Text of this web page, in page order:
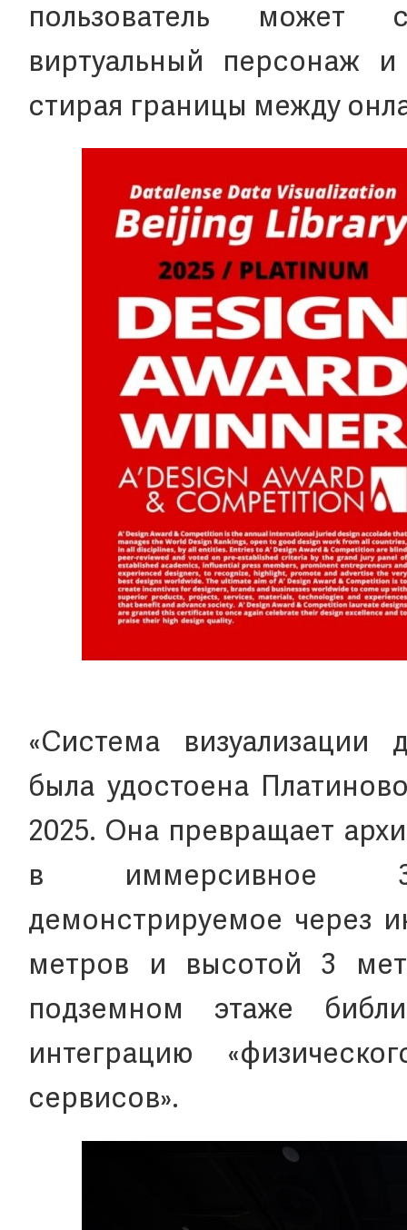
пользователь может
виртуальный персонаж
стирая границы между
«Система визуализации
была удостоена
2025. Она превращает
в иммерсивное 3D-
демонстрируемое через
метров и высотой 3
подземном этаже
интеграцию
сервисов».